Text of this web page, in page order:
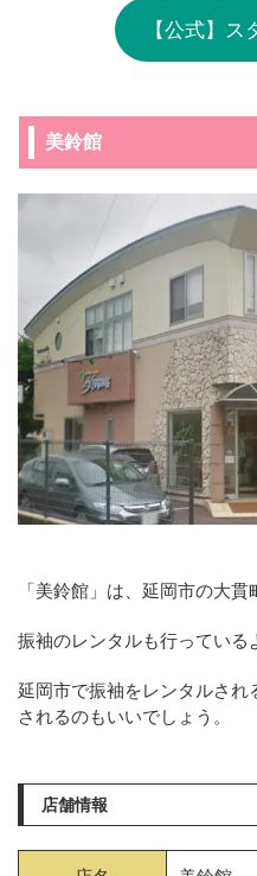
【公式】
美鈴館
「美鈴館」は、延岡市の大貫
振袖のレンタルも行っている
延岡市で振袖をレンタルさ
されるのもいいでしょう。
店舗情報